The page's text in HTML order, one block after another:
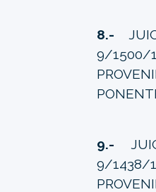
8.-
9/1500/
9.-
9/1438/